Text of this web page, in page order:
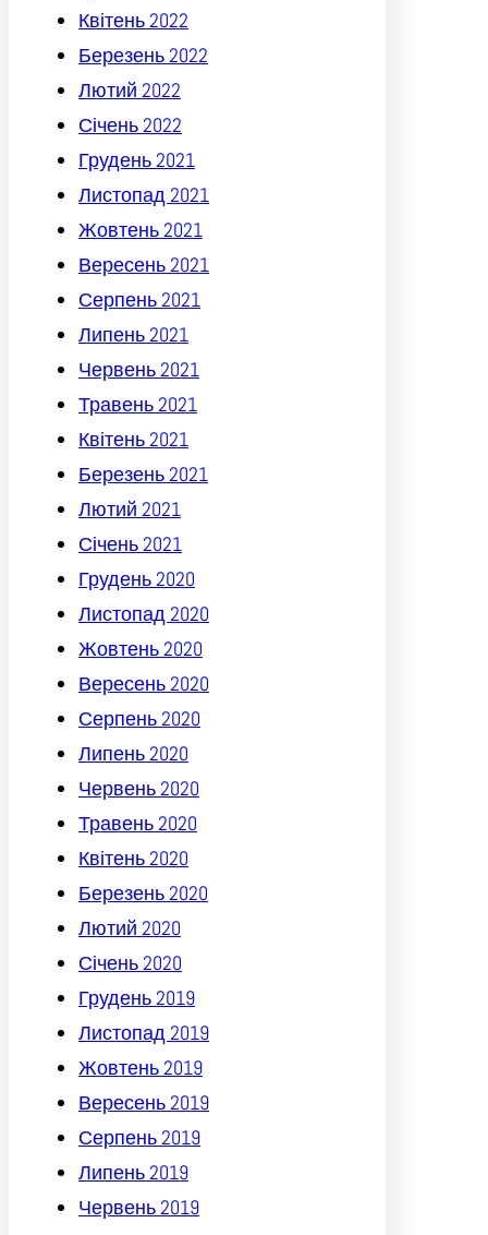
Квітень 2022
Березень 2022
Лютий 2022
Січень 2022
Грудень 2021
Листопад 2021
Жовтень 2021
Вересень 2021
Серпень 2021
Липень 2021
Червень 2021
Травень 2021
Квітень 2021
Березень 2021
Лютий 2021
Січень 2021
Грудень 2020
Листопад 2020
Жовтень 2020
Вересень 2020
Серпень 2020
Липень 2020
Червень 2020
Травень 2020
Квітень 2020
Березень 2020
Лютий 2020
Січень 2020
Грудень 2019
Листопад 2019
Жовтень 2019
Вересень 2019
Серпень 2019
Липень 2019
Червень 2019